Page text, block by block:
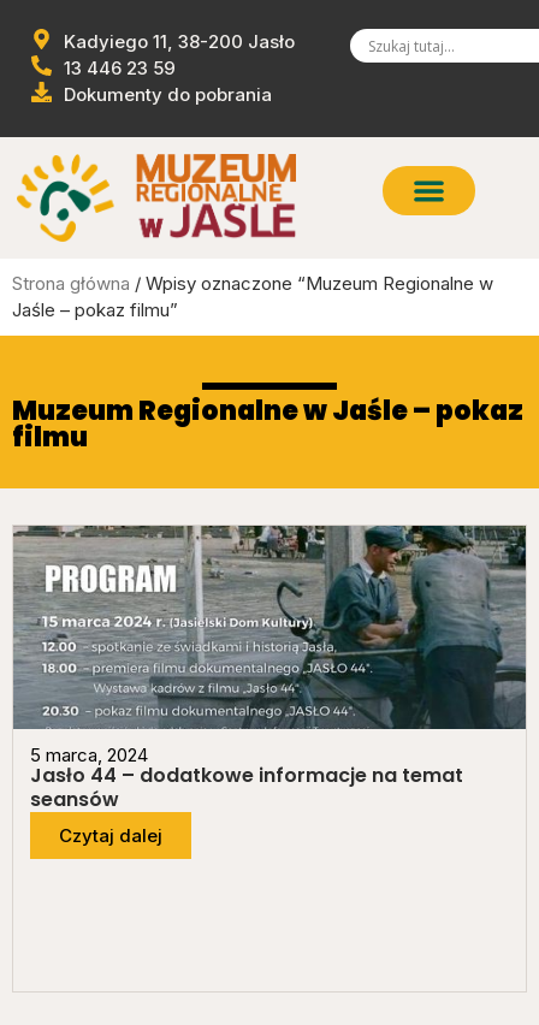
Kadyiego 11, 38-200 Jasło
13 446 23 59
Dokumenty do pobrania
Strona główna / Wpisy oznaczone “Muzeum Regionalne w
Jaśle – pokaz filmu”
Muzeum Regionalne w Jaśle – pokaz
filmu
5 marca, 2024
Jasło 44 – dodatkowe informacje na temat
seansów
Czytaj dalej